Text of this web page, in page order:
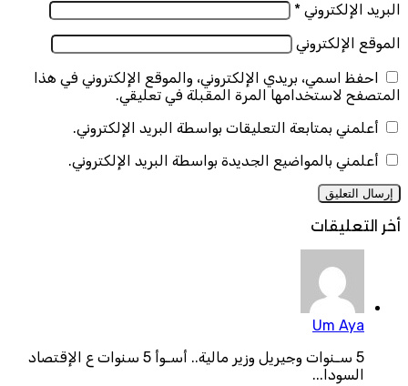
البريد الإلكتروني *
الموقع الإلكتروني
احفظ اسمي، بريدي الإلكتروني، والموقع الإلكتروني في هذا
المتصفح لاستخدامها المرة المقبلة في تعليقي.
أعلمني بمتابعة التعليقات بواسطة البريد الإلكتروني.
أعلمني بالمواضيع الجديدة بواسطة البريد الإلكتروني.
أخر التعليقات
Um Aya
5 سـنوات وجيريل وزير مالية.. أسـوأ 5 سنوات ع الإقتصاد
السودا...